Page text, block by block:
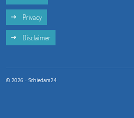
Privacy
Disclaimer
© 2026 - Schiedam24